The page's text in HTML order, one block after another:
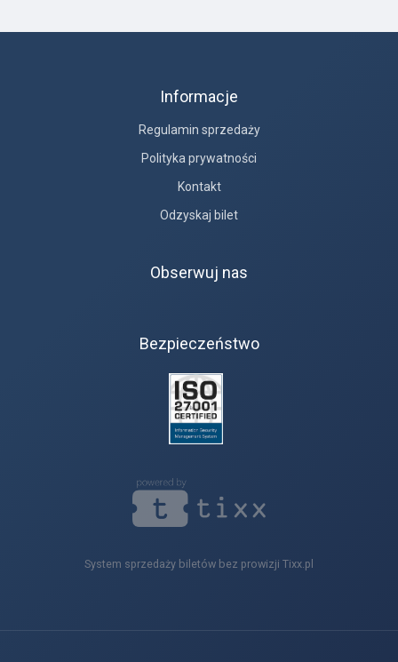
Informacje
Regulamin sprzedaży
Polityka prywatności
Kontakt
Odzyskaj bilet
Obserwuj nas
Bezpieczeństwo
System sprzedaży biletów bez prowizji Tixx.pl